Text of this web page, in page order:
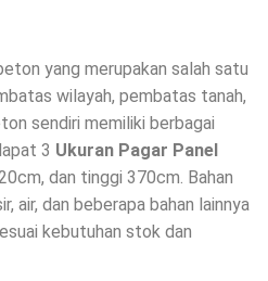
yang merupakan salah satu
wilayah, pembatas tanah,
sendiri memiliki berbagai
3 Ukuran Pagar Panel
dan tinggi 370cm. Bahan
air, dan beberapa bahan lainnya
kebutuhan stok dan